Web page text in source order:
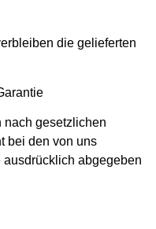
die gelieferten
nach gesetzlichen
bei den von uns
abgegeben